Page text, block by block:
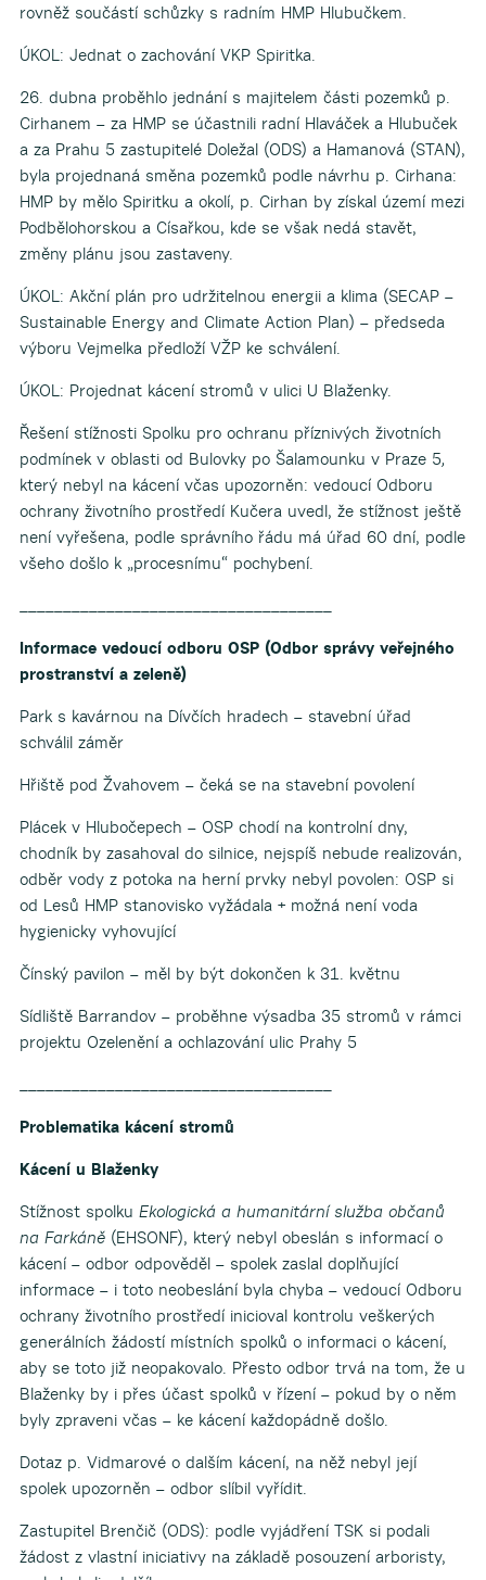
rovněž součástí schůzky s radním HMP Hlubučkem.
ÚKOL: Jednat o zachování VKP Spiritka.
26. dubna proběhlo jednání s majitelem části pozemků p.
Cirhanem – za HMP se účastnili radní Hlaváček a Hlubuček
a za Prahu 5 zastupitelé Doležal (ODS) a Hamanová (STAN),
byla projednaná směna pozemků podle návrhu p. Cirhana:
HMP by mělo Spiritku a okolí, p. Cirhan by získal území mezi
Podbělohorskou a Císařkou, kde se však nedá stavět,
změny plánu jsou zastaveny.
ÚKOL: Akční plán pro udržitelnou energii a klima (SECAP –
Sustainable Energy and Climate Action Plan) – předseda
výboru Vejmelka předloží VŽP ke schválení.
ÚKOL: Projednat kácení stromů v ulici U Blaženky.
Řešení stížnosti Spolku pro ochranu příznivých životních
podmínek v oblasti od Bulovky po Šalamounku v Praze 5,
který nebyl na kácení včas upozorněn: vedoucí Odboru
ochrany životního prostředí Kučera uvedl, že stížnost ještě
není vyřešena, podle správního řádu má úřad 60 dní, podle
všeho došlo k „procesnímu“ pochybení.
Informace vedoucí odboru OSP (Odbor správy veřejného
prostranství a zeleně)
Park s kavárnou na Dívčích hradech – stavební úřad
schválil záměr
Hřiště pod Žvahovem – čeká se na stavební povolení
Plácek v Hlubočepech – OSP chodí na kontrolní dny,
chodník by zasahoval do silnice, nejspíš nebude realizován,
odběr vody z potoka na herní prvky nebyl povolen: OSP si
od Lesů HMP stanovisko vyžádala + možná není voda
hygienicky vyhovující
Čínský pavilon – měl by být dokončen k 31. květnu
Sídliště Barrandov – proběhne výsadba 35 stromů v rámci
projektu Ozelenění a ochlazování ulic Prahy 5
Problematika kácení stromů
Kácení u Blaženky
Stížnost spolku Ekologická a humanitární služba občanů
na Farkáně(EHSONF), který nebyl obeslán s informací o
kácení – odbor odpověděl – spolek zaslal doplňující
informace – i toto neobeslání byla chyba – vedoucí Odboru
ochrany životního prostředí inicioval kontrolu veškerých
generálních žádostí místních spolků o informaci o kácení,
aby se toto již neopakovalo. Přesto odbor trvá na tom, že u
Blaženky by i přes účast spolků v řízení – pokud by o něm
byly zpraveni včas – ke kácení každopádně došlo.
Dotaz p. Vidmarové o dalším kácení, na něž nebyl její
spolek upozorněn – odbor slíbil vyřídit.
Zastupitel Brenčič (ODS): podle vyjádření TSK si podali
žádost z vlastní iniciativy na základě posouzení arboristy,